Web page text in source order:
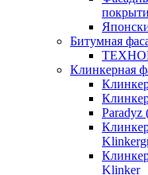
Битумная
Клинкерная
Paradyz
Klinker